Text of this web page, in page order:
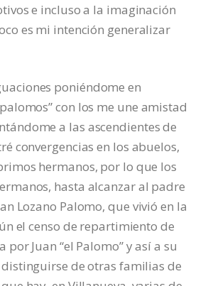
e incluso a la imaginación
es mi intención generalizar
poniéndome en
con los me une amistad
a las ascendientes de
convergencias en los abuelos,
hermanos, por lo que los
hasta alcanzar al padre
Lozano Palomo, que vivió en la
el censo de repartimiento de
por Juan “el Palomo” y así a su
de otras familias de